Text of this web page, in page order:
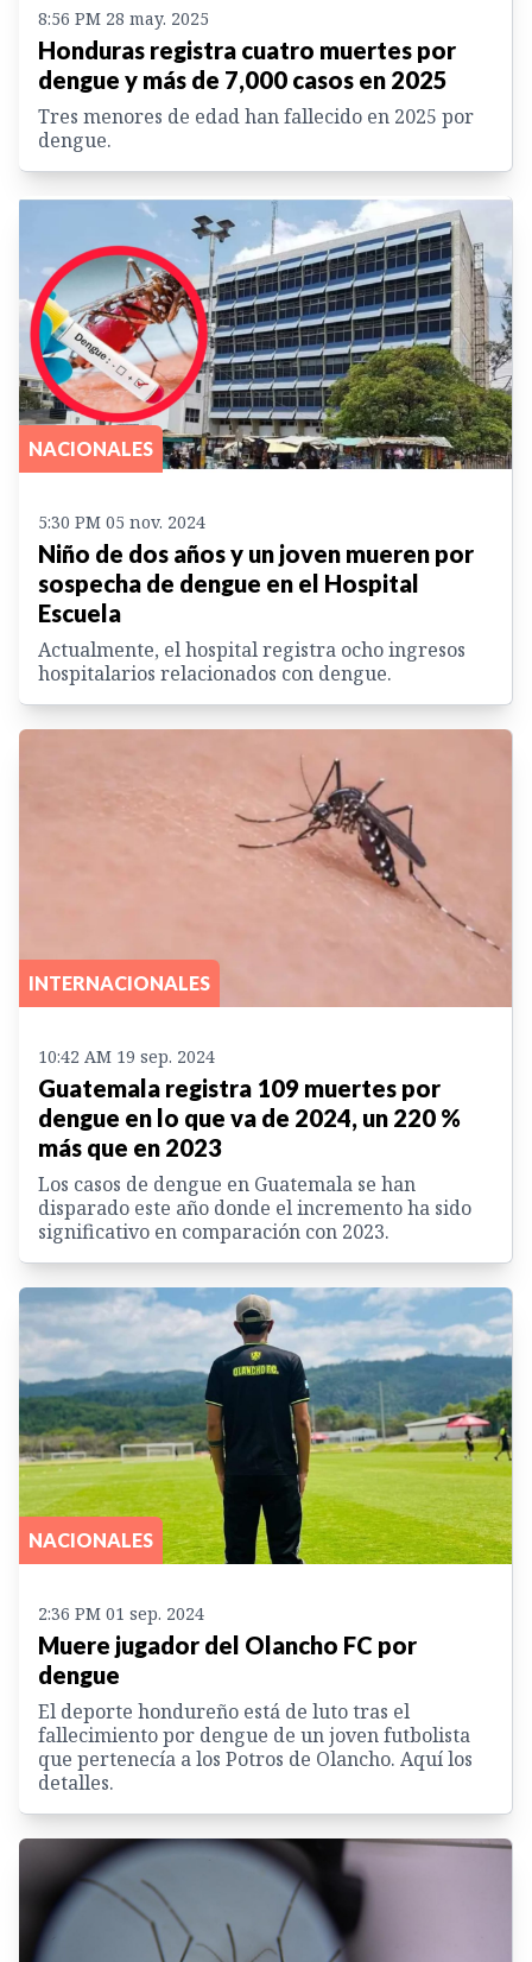
8:56 PM 28 may. 2025
Honduras registra cuatro muertes por
dengue y más de 7,000 casos en 2025
Tres menores de edad han fallecido en 2025 por
dengue.
NACIONALES
5:30 PM 05 nov. 2024
Niño de dos años y un joven mueren por
sospecha de dengue en el Hospital
Escuela
Actualmente, el hospital registra ocho ingresos
hospitalarios relacionados con dengue.
INTERNACIONALES
10:42 AM 19 sep. 2024
Guatemala registra 109 muertes por
dengue en lo que va de 2024, un 220 %
más que en 2023
Los casos de dengue en Guatemala se han
disparado este año donde el incremento ha sido
significativo en comparación con 2023.
NACIONALES
2:36 PM 01 sep. 2024
Muere jugador del Olancho FC por
dengue
El deporte hondureño está de luto tras el
fallecimiento por dengue de un joven futbolista
que pertenecía a los Potros de Olancho. Aquí los
detalles.